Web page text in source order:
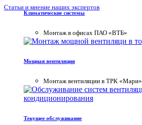
Статьи и мнение наших экспертов
Климатические системы
Монтаж в офисах ПАО «ВТБ»
Мощная вентиляция
Монтаж вентиляции в ТРК «Мари»
Текущее обслуживание